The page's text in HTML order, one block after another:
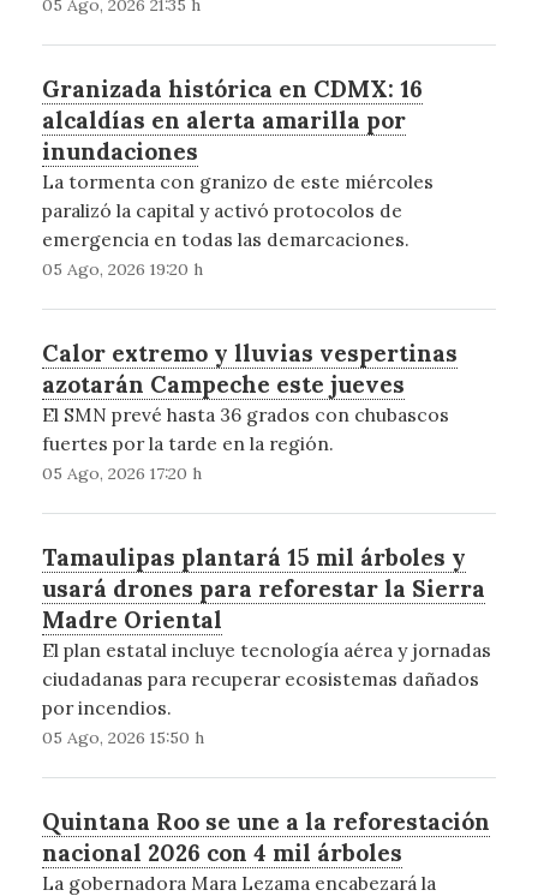
05 Ago, 2026 21:35 h
Granizada histórica en CDMX: 16
alcaldías en alerta amarilla por
inundaciones
La tormenta con granizo de este miércoles
paralizó la capital y activó protocolos de
emergencia en todas las demarcaciones.
05 Ago, 2026 19:20 h
Calor extremo y lluvias vespertinas
azotarán Campeche este jueves
El SMN prevé hasta 36 grados con chubascos
fuertes por la tarde en la región.
05 Ago, 2026 17:20 h
Tamaulipas plantará 15 mil árboles y
usará drones para reforestar la Sierra
Madre Oriental
El plan estatal incluye tecnología aérea y jornadas
ciudadanas para recuperar ecosistemas dañados
por incendios.
05 Ago, 2026 15:50 h
Quintana Roo se une a la reforestación
nacional 2026 con 4 mil árboles
La gobernadora Mara Lezama encabezará la